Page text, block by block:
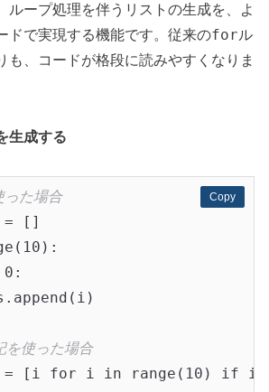
ループ処理を伴うリストの生成を、よ
ドで実現する機能です。従来のforル
も、コードが格段に読みやすくなりま
生成する
Copy
Copy
た場合
= []
使った場合
= [i for i in range(10) if i